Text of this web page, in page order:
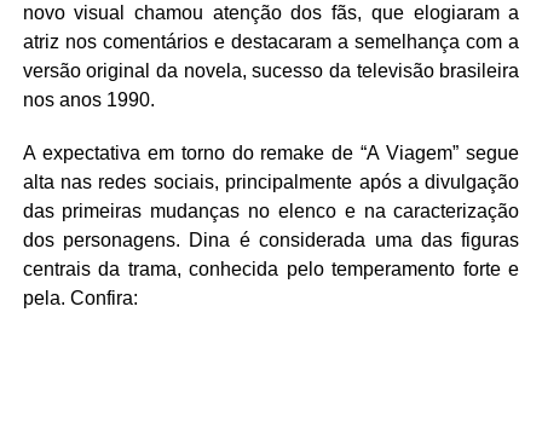
novo visual chamou atenção dos fãs, que elogiaram a
atriz nos comentários e destacaram a semelhança com a
versão original da novela, sucesso da televisão brasileira
nos anos 1990.
A expectativa em torno do remake de “A Viagem” segue
alta nas redes sociais, principalmente após a divulgação
das primeiras mudanças no elenco e na caracterização
dos personagens. Dina é considerada uma das figuras
centrais da trama, conhecida pelo temperamento forte e
pela. Confira: